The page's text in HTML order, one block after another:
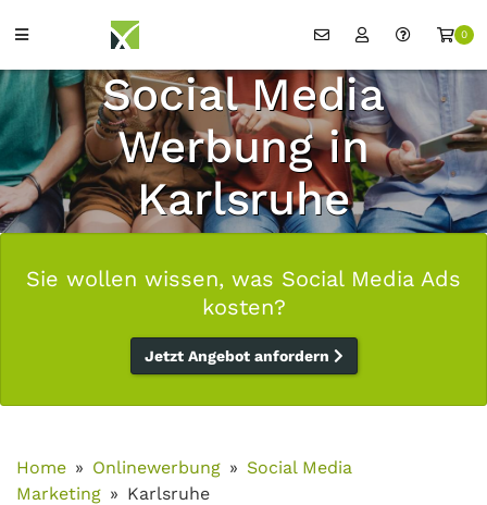
0
Social Media
Werbung in
Karlsruhe
Sie wollen wissen, was Social Media Ads
kosten?
Jetzt Angebot anfordern
Home Onlinewerbung
Social Media
Marketing
Karlsruhe